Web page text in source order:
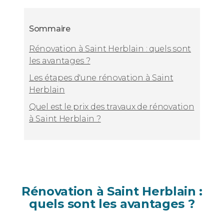
Sommaire
Rénovation à Saint Herblain : quels sont
les avantages ?
Les étapes d'une rénovation à Saint
Herblain
Quel est le prix des travaux de rénovation
à Saint Herblain ?
Rénovation à Saint Herblain :
quels sont les avantages ?